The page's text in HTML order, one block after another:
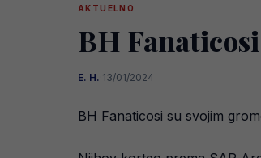
AKTUELNO
BH
E. H.·13/01/2024
BH Fanaticosi su svojim